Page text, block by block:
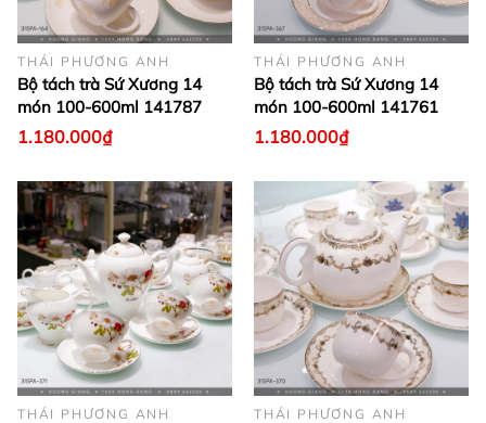
THÁI PHƯƠNG ANH
Bộ tách trà Sứ Xương 14
món 100-600ml 141787
1.180.000₫
THÁI PHƯƠNG ANH
Bộ tách trà Sứ Xương 14
món 100-600ml 141761
1.180.000₫
THÁI PHƯƠNG ANH THÁI PHƯƠNG ANH